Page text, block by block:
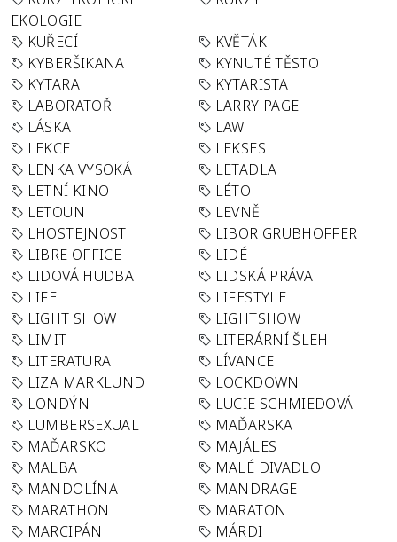
EKOLOGIE
KUŘECÍ
KVĚTÁK
KYBERŠIKANA
KYNUTÉ TĚSTO
KYTARA
KYTARISTA
LABORATOŘ
LARRY PAGE
LÁSKA
LAW
LEKCE
LEKSES
LENKA VYSOKÁ
LETADLA
LETNÍ KINO
LÉTO
LETOUN
LEVNĚ
LHOSTEJNOST
LIBOR GRUBHOFFER
LIBRE OFFICE
LIDÉ
LIDOVÁ HUDBA
LIDSKÁ PRÁVA
LIFE
LIFESTYLE
LIGHT SHOW
LIGHTSHOW
LIMIT
LITERÁRNÍ ŠLEH
LITERATURA
LÍVANCE
LIZA MARKLUND
LOCKDOWN
LONDÝN
LUCIE SCHMIEDOVÁ
LUMBERSEXUAL
MAĎARSKA
MAĎARSKO
MAJÁLES
MALBA
MALÉ DIVADLO
MANDOLÍNA
MANDRAGE
MARATHON
MARATON
MARCIPÁN
MÁRDI